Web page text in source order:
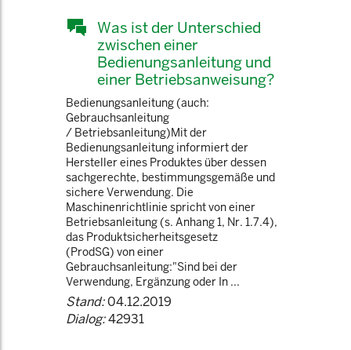
Was ist der Unterschied
zwischen einer
Bedienungsanleitung und
einer Betriebsanweisung?
Bedienungsanleitung (auch:
Gebrauchsanleitung
/ Betriebsanleitung)Mit der
Bedienungsanleitung informiert der
Hersteller eines Produktes über dessen
sachgerechte, bestimmungsgemäße und
sichere Verwendung. Die
Maschinenrichtlinie spricht von einer
Betriebsanleitung (s. Anhang 1, Nr. 1.7.4),
das Produktsicherheitsgesetz
(ProdSG) von einer
Gebrauchsanleitung:"Sind bei der
Verwendung, Ergänzung oder In ...
Stand:04.12.2019
Dialog:42931